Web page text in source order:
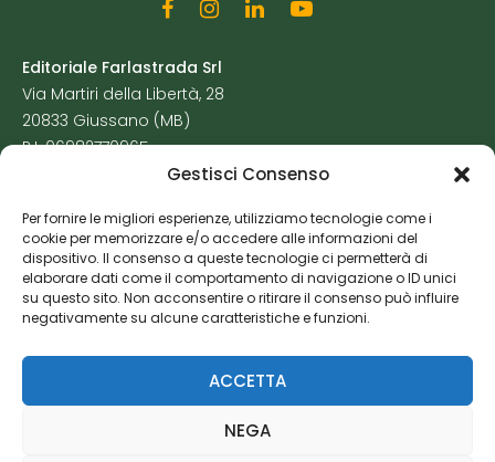
Gestisci Consenso
Per fornire le migliori esperienze, utilizziamo tecnologie come i
cookie per memorizzare e/o accedere alle informazioni del
dispositivo. Il consenso a queste tecnologie ci permetterà di
elaborare dati come il comportamento di navigazione o ID unici
su questo sito. Non acconsentire o ritirare il consenso può influire
negativamente su alcune caratteristiche e funzioni.
ACCETTA
NEGA
Editoriale Farlastrada Srl
Via Martiri della Libertà, 28
20833 Giussano (MB)
P.I. 06982770965
Cookie Policy
Risorse Aggiuntive